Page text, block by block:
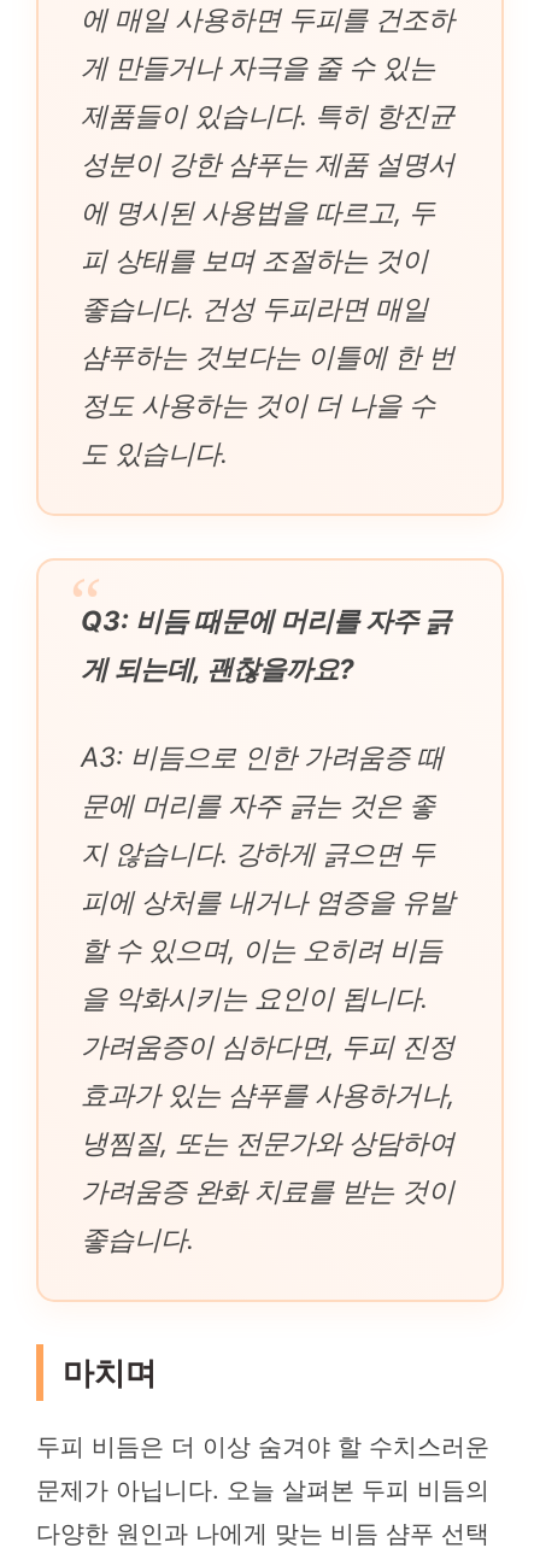
에 매일 사용하면 두피를 건조하
게 만들거나 자극을 줄 수 있는
제품들이 있습니다. 특히 항진균
성분이 강한 샴푸는 제품 설명서
에 명시된 사용법을 따르고, 두
피 상태를 보며 조절하는 것이
좋습니다. 건성 두피라면 매일
샴푸하는 것보다는 이틀에 한 번
정도 사용하는 것이 더 나을 수
도 있습니다.
Q3: 비듬 때문에 머리를 자주 긁
게 되는데, 괜찮을까요?
A3: 비듬으로 인한 가려움증 때
문에 머리를 자주 긁는 것은 좋
지 않습니다. 강하게 긁으면 두
피에 상처를 내거나 염증을 유발
할 수 있으며, 이는 오히려 비듬
을 악화시키는 요인이 됩니다.
가려움증이 심하다면, 두피 진정
효과가 있는 샴푸를 사용하거나,
냉찜질, 또는 전문가와 상담하여
가려움증 완화 치료를 받는 것이
좋습니다.
마치며
두피 비듬은 더 이상 숨겨야 할 수치스러운
문제가 아닙니다. 오늘 살펴본 두피 비듬의
다양한 원인과 나에게 맞는 비듬 샴푸 선택